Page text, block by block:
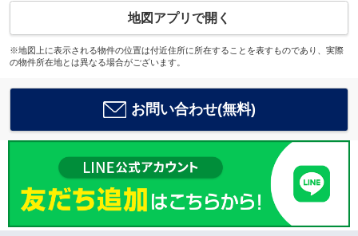
地図アプリで開く
※地図上に表示される物件の位置は付近住所に所在することを表すものであり、実際
の物件所在地とは異なる場合がございます。
お問い合わせ(無料)